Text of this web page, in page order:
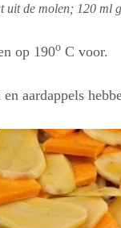
uit de molen; 120 ml
op 190o C voor.
aardappels